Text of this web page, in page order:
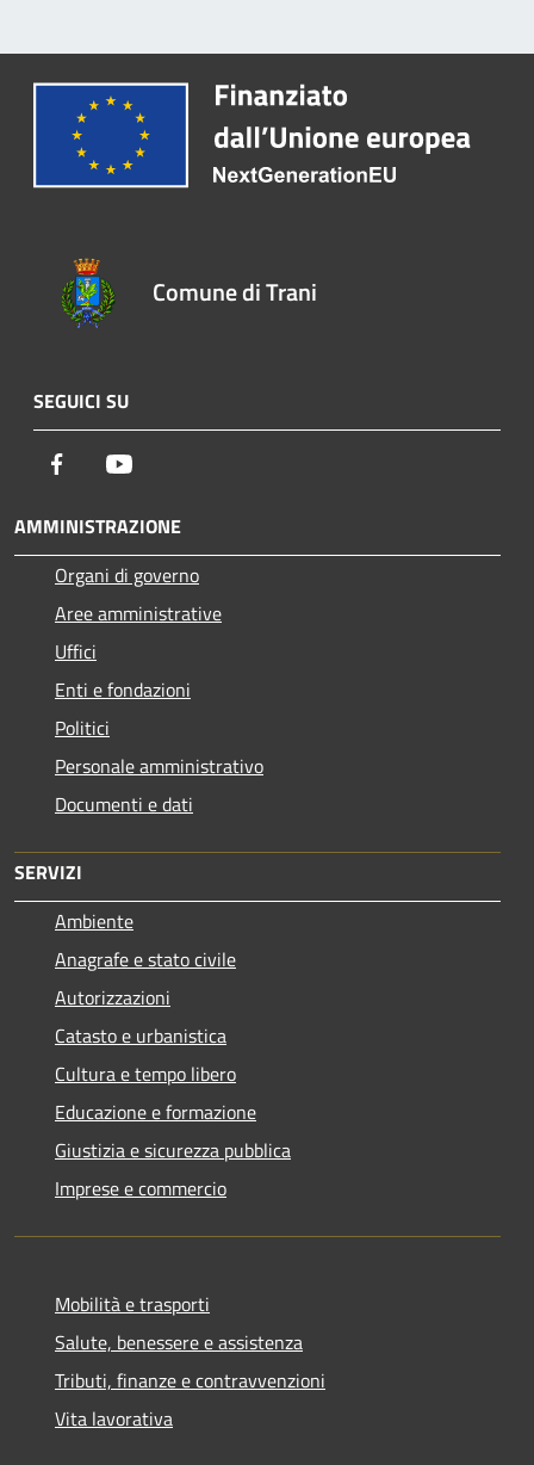
Comune di Trani
SEGUICI SU
Facebook
AMMINISTRAZIONE
Organi di governo
Aree amministrative
Uffici
Enti e fondazioni
Politici
Personale amministrativo
Documenti e dati
SERVIZI
Ambiente
Anagrafe e stato civile
Autorizzazioni
Catasto e urbanistica
Cultura e tempo libero
Educazione e formazione
Giustizia e sicurezza pubblica
Imprese e commercio
Mobilità e trasporti
Salute, benessere e assistenza
Tributi, finanze e contravvenzioni
Vita lavorativa